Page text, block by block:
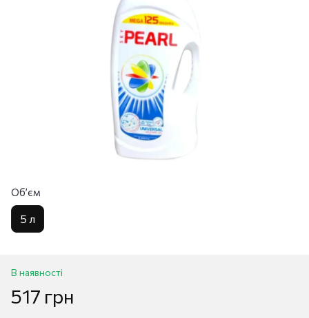
Обʼєм
5 л
В наявності
517 грн